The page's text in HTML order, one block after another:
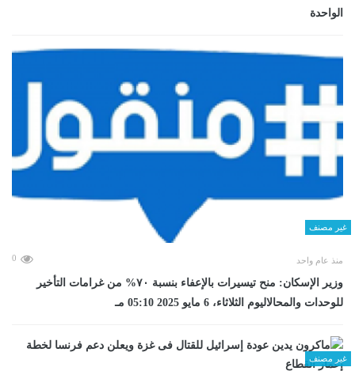
الواحدة
غير مصنف
منذ عام واحد 0
وزير الإسكان: منح تيسيرات بالإعفاء بنسبة ٧٠% من غرامات التأخير
للوحدات والمحالاليوم الثلاثاء، 6 مايو 2025 05:10 مـ
غير مصنف